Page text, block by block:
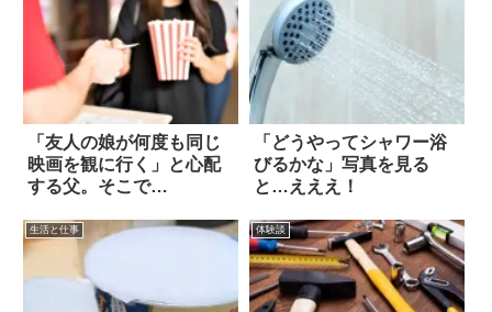
「友人の娘が何度も同じ
映画を観に行く」と心配
する父。そこで…
「どうやってシャワー浴
びるかな」写真を見る
と…えええ！
生活と仕事 体験談